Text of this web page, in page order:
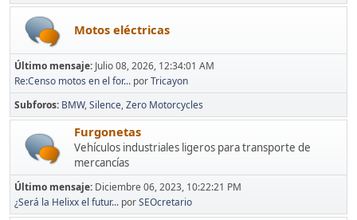
Motos eléctricas
Último mensaje: Julio 08, 2026, 12:34:01 AM
Re:Censo motos en el for... porTricayon
Subforos BMW Silence Zero Motorcycles
Furgonetas
Vehículos industriales ligeros para transporte de
mercancías
Último mensaje: Diciembre 06, 2023, 10:22:21 PM
¿Será la Helixx el futur... porSEOcretario